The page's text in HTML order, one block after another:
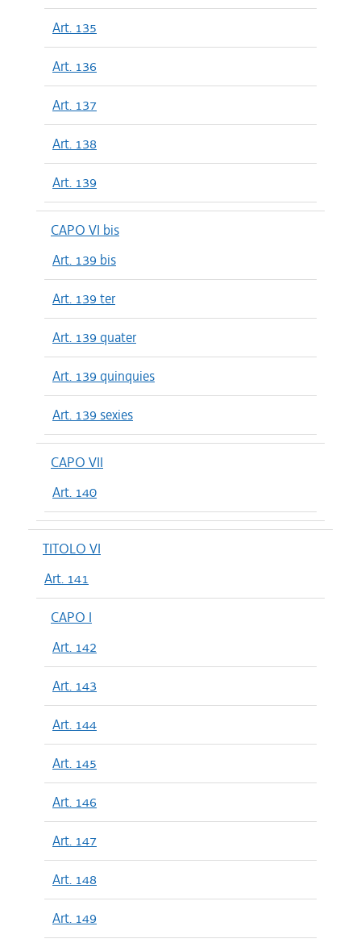
Art. 135
Art. 136
Art. 137
Art. 138
Art. 139
CAPO VI bis
Art. 139 bis
Art. 139 ter
Art. 139 quater
Art. 139 quinquies
Art. 139 sexies
CAPO VII
Art. 140
TITOLO VI
Art. 141
CAPO I
Art. 142
Art. 143
Art. 144
Art. 145
Art. 146
Art. 147
Art. 148
Art. 149